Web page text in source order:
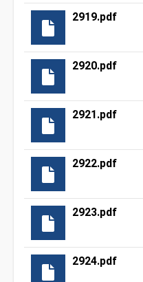
2919.pdf
2920.pdf
2921.pdf
2922.pdf
2923.pdf
2924.pdf